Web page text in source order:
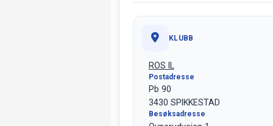
KLUBB
ROS IL
Postadresse
Pb 90
3430 SPIKKESTAD
Besøksadresse